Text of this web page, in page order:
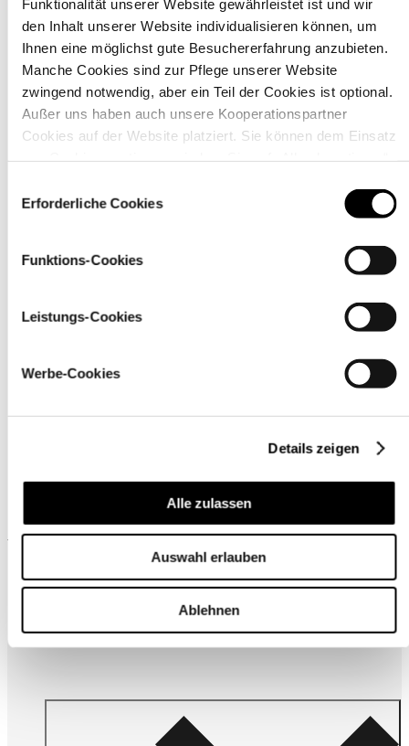
Funktionalität unserer Website gewährleistet ist und wir
den Inhalt unserer Website individualisieren können, um
Ihnen eine möglichst gute Besuchererfahrung anzubieten.
Manche Cookies sind zur Pflege unserer Website
zwingend notwendig, aber ein Teil der Cookies ist optional.
Außer uns haben auch unsere Kooperationspartner
Cookies auf der Website platziert. Sie können dem Einsatz
über den Link „Cookie-Einstellungen
Erforderliche Cookies
Funktions-Cookies
Leistungs-Cookies
Werbe-Cookies
Details zeigen
Alle zulassen
Auswahl erlauben
Ablehnen
Material
Wird oft zusammen gekauft